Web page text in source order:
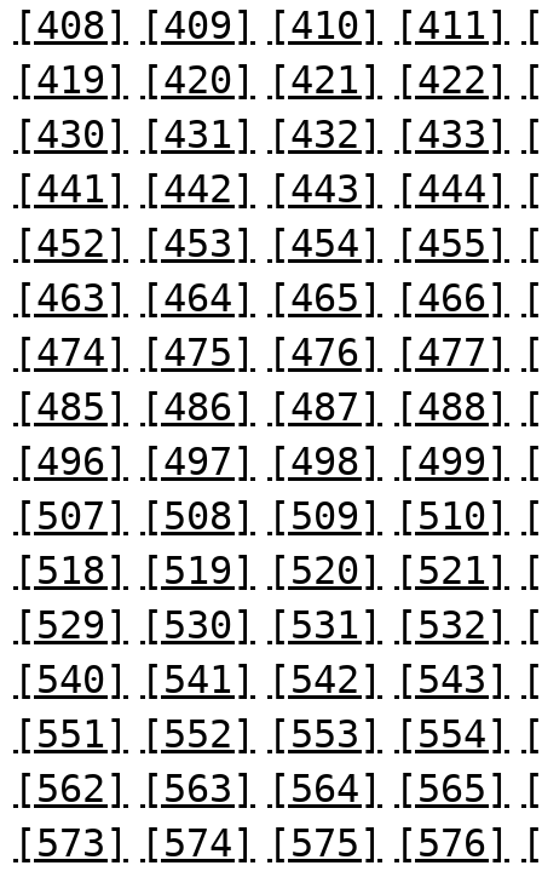
[408]
[409] [410] [411]
[419]
[420] [421] [422]
[430]
[431] [432] [433]
[441]
[442] [443] [444]
[452]
[453] [454] [455]
[463]
[464] [465] [466]
[474]
[475] [476] [477]
[485]
[486] [487] [488]
[496]
[497] [498] [499]
[507]
[508] [509] [510]
[518]
[519] [520] [521]
[529]
[530] [531] [532]
[540]
[541] [542] [543]
[551]
[552] [553] [554]
[562]
[563] [564] [565]
[573]
[574] [575] [576]